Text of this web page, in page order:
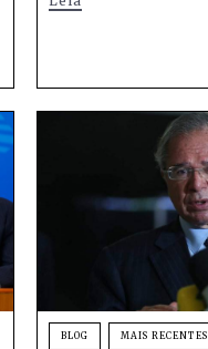
BLOG MAIS RECENTES